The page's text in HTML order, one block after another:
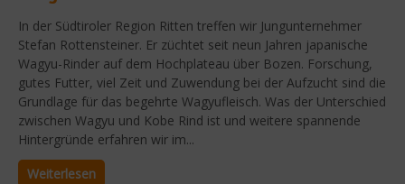
In der Südtiroler Region Ritten treffen wir Jungunternehmer
Stefan Rottensteiner. Er züchtet seit neun Jahren japanische
Wagyu-Rinder auf dem Hochplateau über Bozen. Forschung,
gutes Futter, viel Zeit und Zuwendung bei der Aufzucht sind die
Grundlage für das begehrte Wagyufleisch. Was der Unterschied
zwischen Wagyu und Kobe Rind ist und weitere spannende
Hintergründe erfahren wir im...
Weiterlesen